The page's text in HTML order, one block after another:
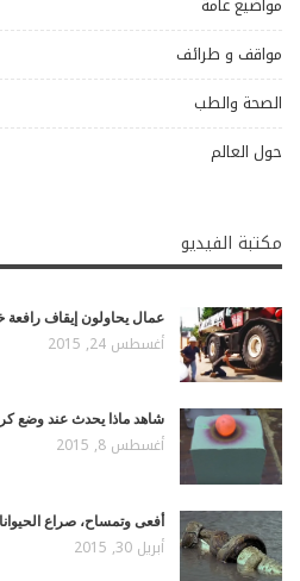
مواقف و طرائف
الصحة والطب
حول العالم
مكتبة الفيديو
عمال يحاولون إيقاف
أغسطس 24, 2015
شاهد ماذا يحدث عند وضع
أغسطس 8, 2015
أفعى وتمساح، صراع
أبريل 30, 2015